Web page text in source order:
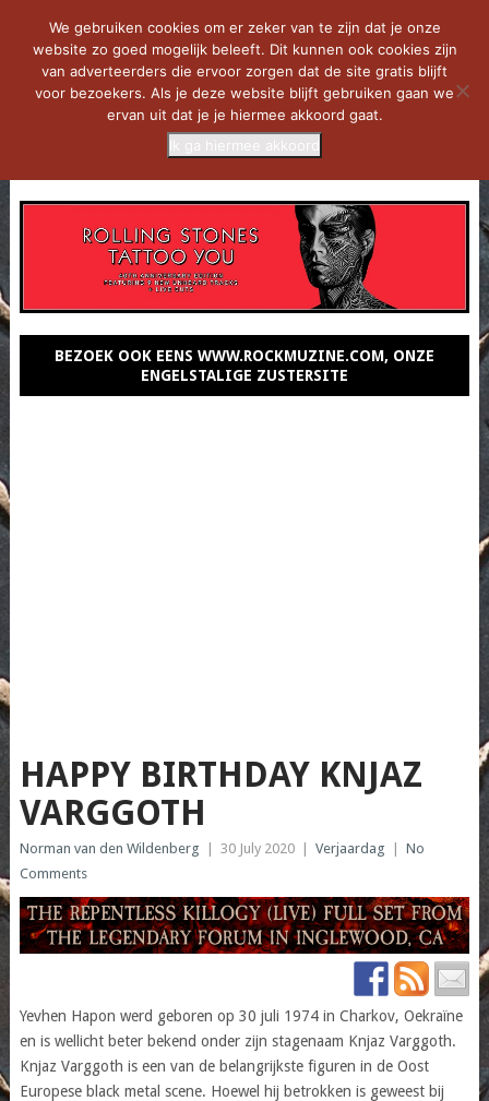
BEZOEK OOK EENS WWW.ROCKMUZINE.COM, ONZE
ENGELSTALIGE ZUSTERSITE
HAPPY BIRTHDAY KNJAZ
VARGGOTH
Norman van den Wildenberg 30 July 2020 Verjaardag
No
Comments
Yevhen Hapon werd geboren op 30 juli 1974 in Charkov, Oekraïne
en is wellicht beter bekend onder zijn stagenaam Knjaz Varggoth.
Knjaz Varggoth is een van de belangrijkste figuren in de Oost
Europese black metal scene. Hoewel hij betrokken is geweest bij
We gebruiken cookies om er zeker van te zijn dat je onze
website zo goed mogelijk beleeft. Dit kunnen ook cookies zijn
van adverteerders die ervoor zorgen dat de site gratis blijft
voor bezoekers. Als je deze website blijft gebruiken gaan we
ervan uit dat je je hiermee akkoord gaat.
Ik ga hiermee akkoord